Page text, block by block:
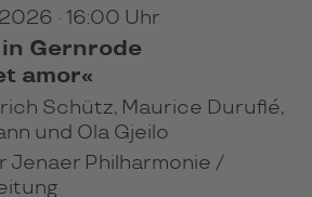
· 16:00 Uhr
Gernrode
amor«
Schütz, Maurice Duruflé,
und Ola Gjeilo
Jenaer Philharmonie /